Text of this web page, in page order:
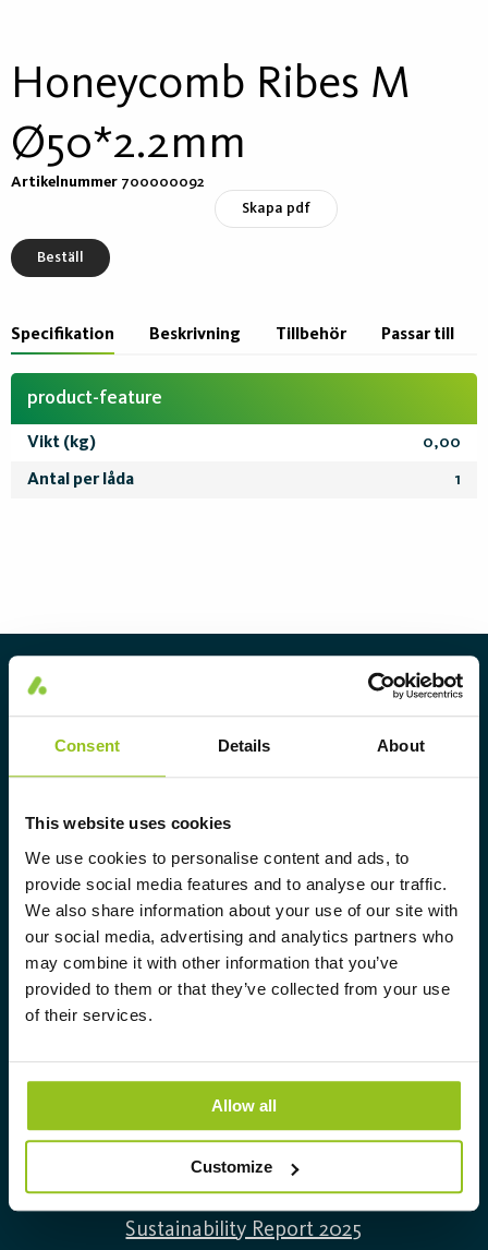
Consent Details About
This website uses cookies
We use cookies to personalise content and ads, to
provide social media features and to analyse our traffic.
We also share information about your use of our site with
our social media, advertising and analytics partners who
may combine it with other information that you’ve
provided to them or that they’ve collected from your use
of their services.
Allow all
Customize
Honeycomb Ribes M
Ø50*2.2mm
Artikelnummer 700000092
Skapa pdf
Beställ
Specifikation Beskrivning Tillbehör Passar till
product-feature
Vikt (kg) 0,00
Antal per låda 1
Aura Light grundades 1930 under
varumärket LUMA. Härifrån har vi
spetskompetens inom belysning och
erbjuder marknaden ett komplett
sortiment av skräddarsydda,
högteknologiska och hållbara
belysningslösningar.
Info@auralight.com
Kontakta oss
Lediga tjänster
Sustainability Report 2025